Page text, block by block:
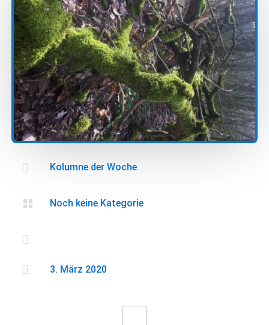
 Kolumne der Woche
 Noch keine Kategorie

 3. März 2020